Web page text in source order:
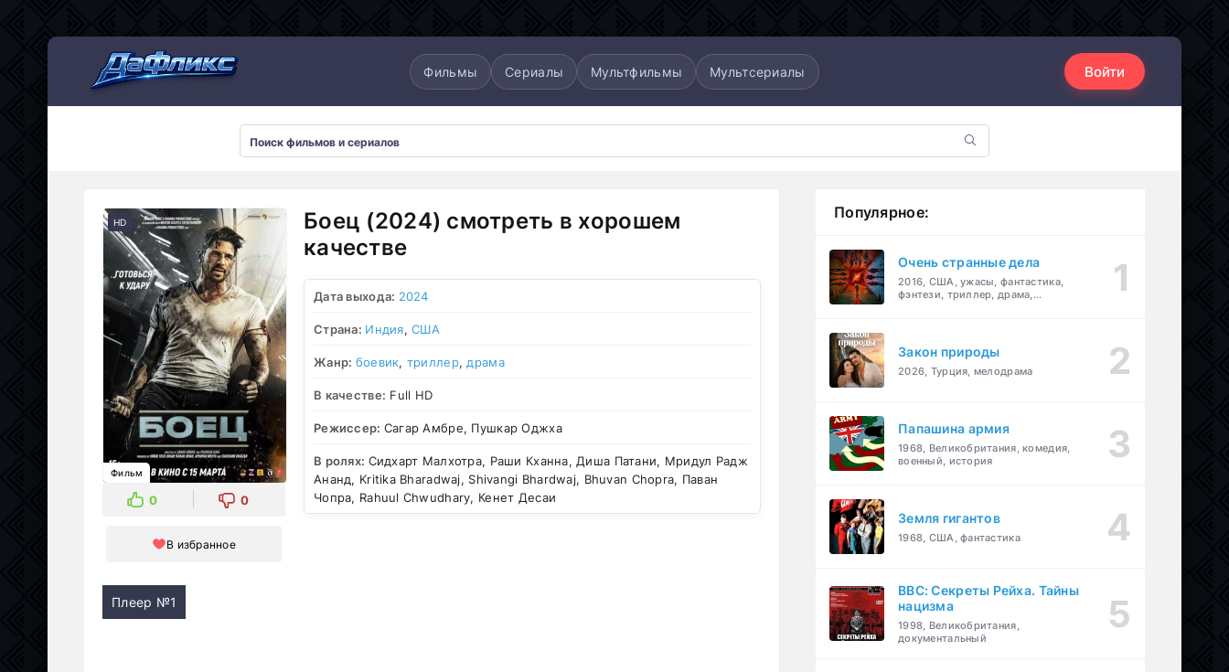
Фильмы Сериалы Мультфильмы Мультсериалы Войти
HD
Фильм
0 0
В избранное
Боец (2024) смотреть в хорошем
качестве
Дата выхода: 2024
Страна: Индия,США
Жанр: боевик, триллер, драма
В качестве: Full HD
Режиссер: Сагар Амбре, Пушкар Оджха
В ролях: Сидхарт Малхотра, Раши Кханна, Диша Патани, Мридул Радж
Ананд, Kritika Bharadwaj, Shivangi Bhardwaj, Bhuvan Chopra, Паван
Чопра, Rahuul Chwudhary, Кенет Десаи
Плеер №1
Популярное:
Очень странные дела
2016, США, ужасы, фантастика,
фэнтези, триллер, драма,
Закон природы
2026, Турция, мелодрама
Папашина армия
1968, Великобритания, комедия,
военный, история
Земля гигантов
1968, США, фантастика
BBC: Секреты Рейха. Тайны
нацизма
1998, Великобритания,
документальный
Мультсериалы